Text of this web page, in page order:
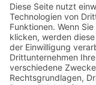
unsere
Branchenbuch,
in Ihrer Nähe zu